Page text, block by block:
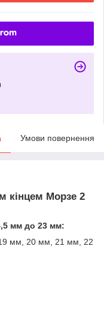
Умови повернення
кінцем Морзе 2
мм до 23 мм:
мм, 20 мм, 21 мм, 22